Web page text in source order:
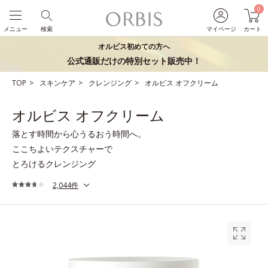
マイページ
0
カート
検索
メニュー
オルビス初めての方へ
公式通販だけの特別セット販売中！
TOP スキンケア クレンジング オルビス オフクリーム
オルビス オフクリーム
落とす時間から心うるおう時間へ。
ここちよいテクスチャーで
とろけるクレンジング
2,044件